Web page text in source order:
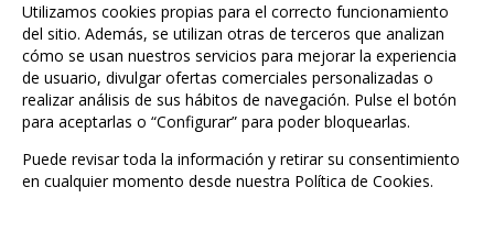
Utilizamos cookies propias para el correcto funcionamiento
del sitio. Además, se utilizan otras de terceros que analizan
cómo se usan nuestros servicios para mejorar la experiencia
de usuario, divulgar ofertas comerciales personalizadas o
realizar análisis de sus hábitos de navegación. Pulse el botón
para aceptarlas o “Configurar” para poder bloquearlas.
Puede revisar toda la información y retirar su consentimiento
en cualquier momento desde nuestra Política de Cookies.